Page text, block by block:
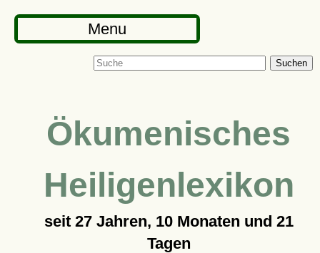
Menu
Suchen
Ökumenisches
Heiligenlexikon
seit 27 Jahren, 10 Monaten und 21
Tagen